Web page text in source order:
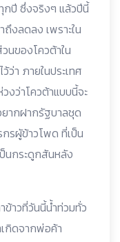
กปี ซึ่งจริงๆ แล้วปีนี้
งลดลง เพราะใน
นของโควต้าใน
ว่า ภายในประเทศ
งว่าโควต้าแบบนี้จะ
ากฝากรัฐบาลชุด
รผูัข้าวโพด ที่เป็น
นกระดูกสันหลัง
าวที่วันนี้น้ำท่วมทั่ว
กิดจากพ่อค้า